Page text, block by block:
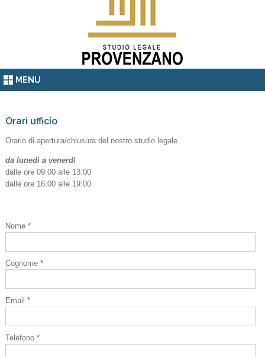
MENU
Orari ufficio
Orario di apertura/chiusura del nostro studio legale
da lunedì a venerdì
dalle ore 09:00 alle 13:00
dalle ore 16:00 alle 19:00
Nome *
Cognome *
Email *
Telefono *